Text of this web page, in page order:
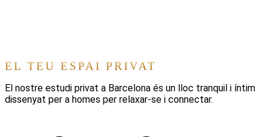
EL TEU ESPAI PRIVAT
El nostre estudi privat a Barcelona és un lloc tranquil i íntim
dissenyat per a homes per relaxar-se i connectar.